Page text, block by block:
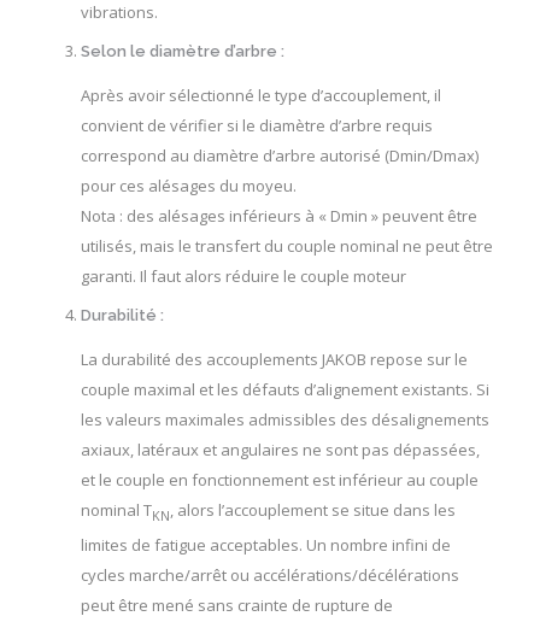
vibrations.
Selon le diamètre d’arbre :
Après avoir sélectionné le type d’accouplement, il
convient de vérifier si le diamètre d’arbre requis
correspond au diamètre d’arbre autorisé (Dmin/Dmax)
pour ces alésages du moyeu.
Nota : des alésages inférieurs à « Dmin » peuvent être
utilisés, mais le transfert du couple nominal ne peut être
garanti. Il faut alors réduire le couple moteur
Durabilité :
La durabilité des accouplements JAKOB repose sur le
couple maximal et les défauts d’alignement existants. Si
les valeurs maximales admissibles des désalignements
axiaux, latéraux et angulaires ne sont pas dépassées,
et le couple en fonctionnement est inférieur au couple
nominal TKN, alors l’accouplement se situe dans les
limites de fatigue acceptables. Un nombre infini de
cycles marche/arrêt ou accélérations/décélérations
peut être mené sans crainte de rupture de